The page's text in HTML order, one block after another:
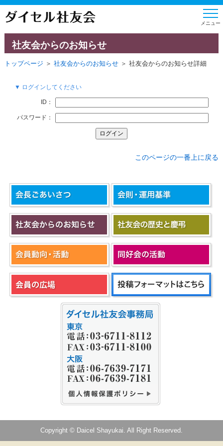
社友会からのお知らせ
トップページ ＞ 社友会からのお知らせ＞ 社友会からのお知らせ詳細
▼ ログインしてください
ID：
パスワード：
このページの一番上に戻る
Copyright © Daicel Shayukai. All Right Reserved.